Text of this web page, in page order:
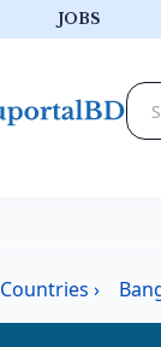
JOBS
Countries ›